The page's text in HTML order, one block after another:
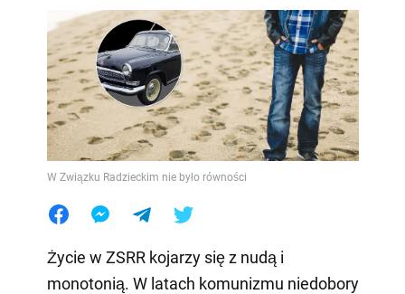
W Związku Radzieckim nie było równości
Życie w ZSRR kojarzy się z nudą i
monotonią. W latach komunizmu niedobory